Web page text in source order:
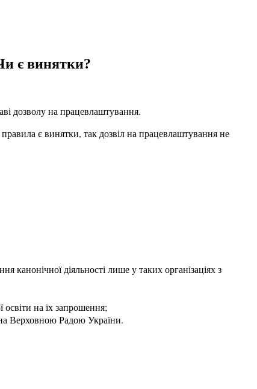
є винятки?
дозволу на працевлаштування.
є винятки, так дозвіл на працевлаштування не
канонічної діяльності лише у таких організаціях з
освіти на їх запрошення;
Верховною Радою України.